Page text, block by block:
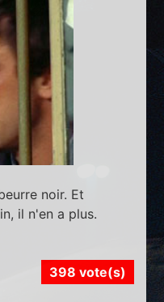
noir. Et
il n'en a plus.
398 vote(s)